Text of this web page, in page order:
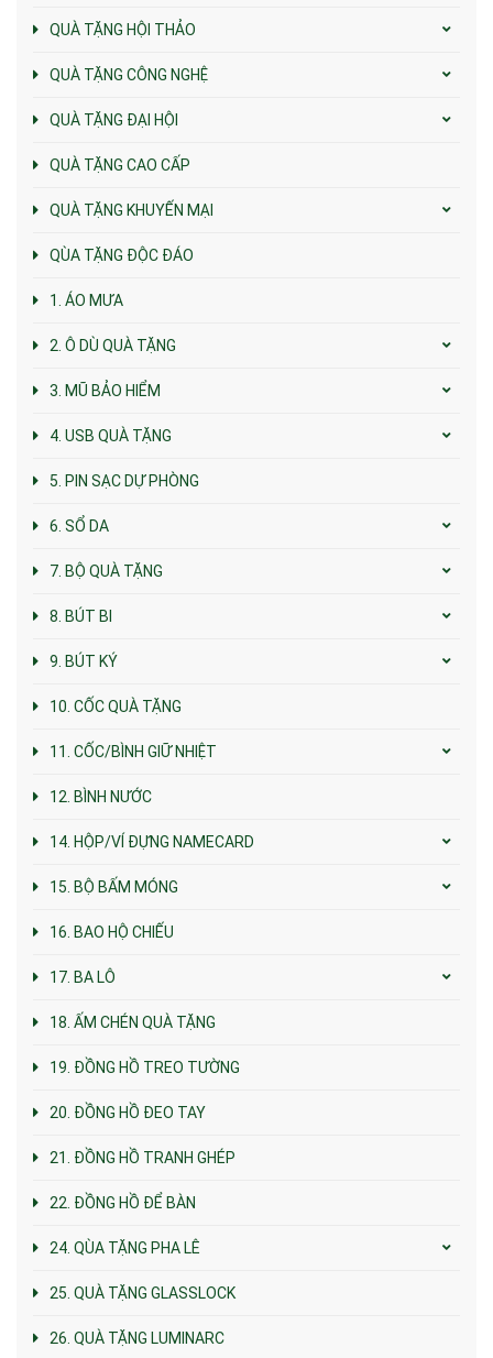
QUÀ TẶNG HỘI THẢO
QUÀ TẶNG CÔNG NGHỆ
QUÀ TẶNG ĐẠI HỘI
QUÀ TẶNG CAO CẤP
QUÀ TẶNG KHUYẾN MẠI
QÙA TẶNG ĐỘC ĐÁO
1. ÁO MƯA
2. Ô DÙ QUÀ TẶNG
3. MŨ BẢO HIỂM
4. USB QUÀ TẶNG
5. PIN SẠC DỰ PHÒNG
6. SỔ DA
7. BỘ QUÀ TẶNG
8. BÚT BI
9. BÚT KÝ
10. CỐC QUÀ TẶNG
11. CỐC/BÌNH GIỮ NHIỆT
12. BÌNH NƯỚC
14. HỘP/VÍ ĐỰNG NAMECARD
15. BỘ BẤM MÓNG
16. BAO HỘ CHIẾU
17. BA LÔ
18. ẤM CHÉN QUÀ TẶNG
19. ĐỒNG HỒ TREO TƯỜNG
20. ĐỒNG HỒ ĐEO TAY
21. ĐỒNG HỒ TRANH GHÉP
22. ĐỒNG HỒ ĐỂ BÀN
24. QÙA TẶNG PHA LÊ
25. QUÀ TẶNG GLASSLOCK
26. QUÀ TẶNG LUMINARC